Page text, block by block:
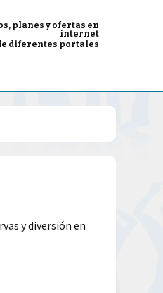
planes y ofertas en
internet
diferentes portales
y diversión en